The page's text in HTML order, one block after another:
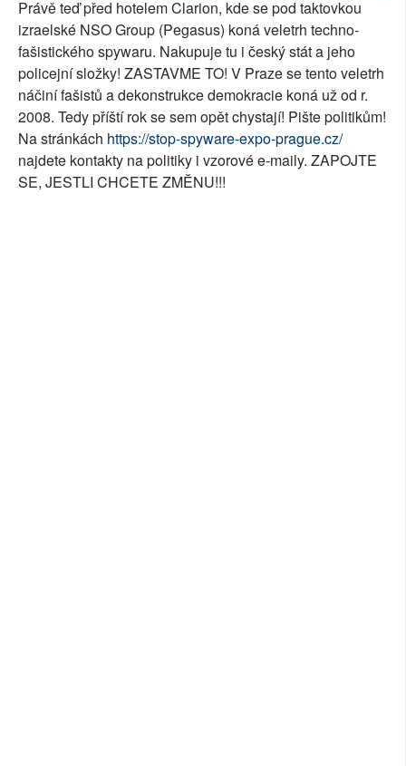
SOCIÁLNÍ SÍTĚ
RUBRIKY
PLNÁ VERZE STRÁNEK
Právě teď před hotelem Clarion, kde se pod taktovkou
izraelské NSO Group (Pegasus) koná veletrh techno-
fašistického spywaru. Nakupuje tu i český stát a jeho
policejní složky! ZASTAVME TO! V Praze se tento veletrh
náčiní fašistů a dekonstrukce demokracie koná už od r.
2008. Tedy příští rok se sem opět chystají! Pište politikům!
Na stránkách https://stop-spyware-expo-prague.cz/
najdete kontakty na politiky i vzorové e-maily. ZAPOJTE
SE, JESTLI CHCETE ZMĚNU!!!